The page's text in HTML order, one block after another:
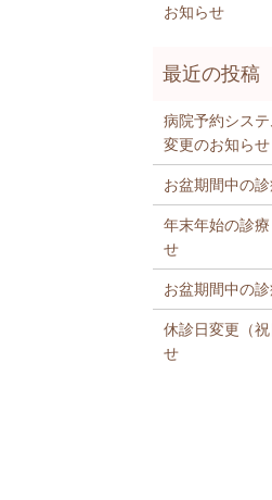
お知らせ
病院予約シス
変更のお知らせ
お盆期間中の
年末年始の診
せ
お盆期間中の
休診日変更（
せ